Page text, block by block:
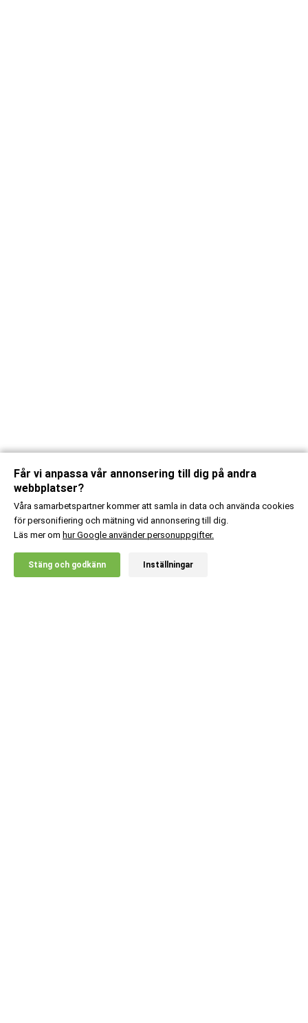
20% RABATT!
X
Får vi anpassa vår annonsering till dig på andra
webbplatser?
Våra samarbetspartner kommer att samla in data och använda cookies
för personifiering och mätning vid annonsering till dig.
Läs mer om hur Google använder personuppgifter.
Stäng och godkänn Inställningar